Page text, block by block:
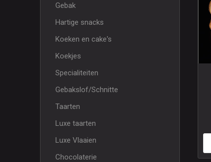
Gebak
Hartige snacks
Koeken en cake's
Koekjes
Specialiteiten
Gebakslof/Schnitte
Taarten
Luxe taarten
Luxe Vlaaien
Chocolaterie